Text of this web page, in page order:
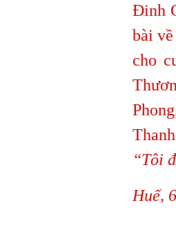
Đinh
bài
cho
“Tôi
Huế,